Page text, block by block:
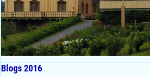
Blogs 2016